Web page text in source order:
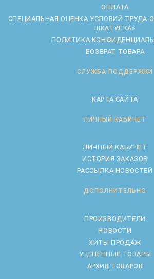
ОПЛАТА
CПЕЦИАЛЬНАЯ ОЦЕНКА УСЛОВИЙ ТРУДА
ШКАТУЛКА»
ПОЛИТИКА
ВОЗВРАТ ТОВАРА
СЛУЖБА ПОДДЕРЖКИ
КАРТА САЙТА
ЛИЧНЫЙ КАБИНЕТ
ЛИЧНЫЙ КАБИНЕТ
ИСТОРИЯ ЗАКАЗОВ
РАССЫЛКА НОВОСТЕЙ
ДОПОЛНИТЕЛЬНО
ПРОИЗВОДИТЕЛИ
НОВОСТИ
ХИТЫ ПРОДАЖ
УЦЕНЕННЫЕ ТОВАРЫ
АРХИВ ТОВАРОВ